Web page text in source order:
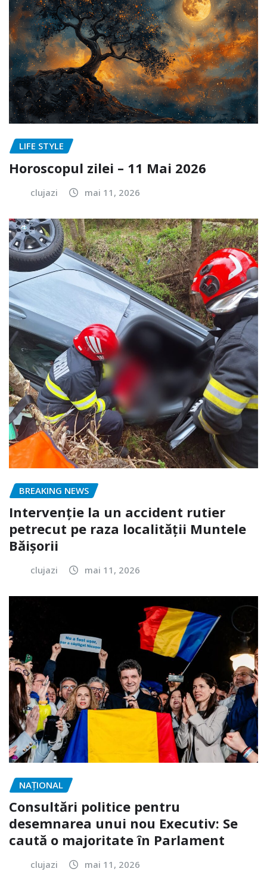
LIFE STYLE
Horoscopul zilei – 11 Mai 2026
clujazi mai 11, 2026
BREAKING NEWS
Intervenție la un accident rutier
petrecut pe raza localității Muntele
Băișorii
clujazi mai 11, 2026
NAŢIONAL
Consultări politice pentru
desemnarea unui nou Executiv: Se
caută o majoritate în Parlament
clujazi mai 11, 2026